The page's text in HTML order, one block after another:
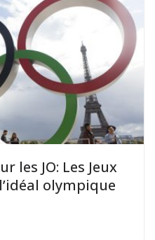
les JO: Les Jeux
olympique